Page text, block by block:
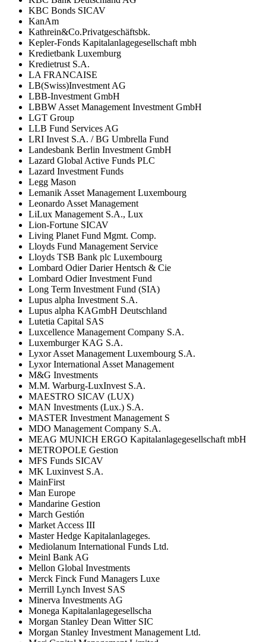
KBC Bonds SICAV
KanAm
Kathrein&Co.Privatgeschäftsbk.
Kepler-Fonds Kapitalanlagegesellschaft mbh
Kredietbank Luxemburg
Kredietrust S.A.
LA FRANCAISE
LB(Swiss)Investment AG
LBB-Investment GmbH
LBBW Asset Management Investment GmbH
LGT Group
LLB Fund Services AG
LRI Invest S.A. / BG Umbrella Fund
Landesbank Berlin Investment GmbH
Lazard Global Active Funds PLC
Lazard Investment Funds
Legg Mason
Lemanik Asset Management Luxembourg
Leonardo Asset Management
LiLux Management S.A., Lux
Lion-Fortune SICAV
Living Planet Fund Mgmt. Comp.
Lloyds Fund Management Service
Lloyds TSB Bank plc Luxembourg
Lombard Odier Darier Hentsch & Cie
Lombard Odier Investment Fund
Long Term Investment Fund (SIA)
Lupus alpha Investment S.A.
Lupus alpha KAGmbH Deutschland
Lutetia Capital SAS
Luxcellence Management Company S.A.
Luxemburger KAG S.A.
Lyxor Asset Management Luxembourg S.A.
Lyxor International Asset Management
M&G Investments
M.M. Warburg-LuxInvest S.A.
MAESTRO SICAV (LUX)
MAN Investments (Lux.) S.A.
MASTER Investment Management S
MDO Management Company S.A.
MEAG MUNICH ERGO Kapitalanlagegesellschaft mbH
METROPOLE Gestion
MFS Funds SICAV
MK Luxinvest S.A.
MainFirst
Man Europe
Mandarine Gestion
March Gestión
Market Access III
Master Hedge Kapitalanlageges.
Mediolanum International Funds Ltd.
Meinl Bank AG
Mellon Global Investments
Merck Finck Fund Managers Luxe
Merrill Lynch Invest SAS
Minerva Investments AG
Monega Kapitalanlagegesellscha
Morgan Stanley Dean Witter SIC
Morgan Stanley Investment Management Ltd.